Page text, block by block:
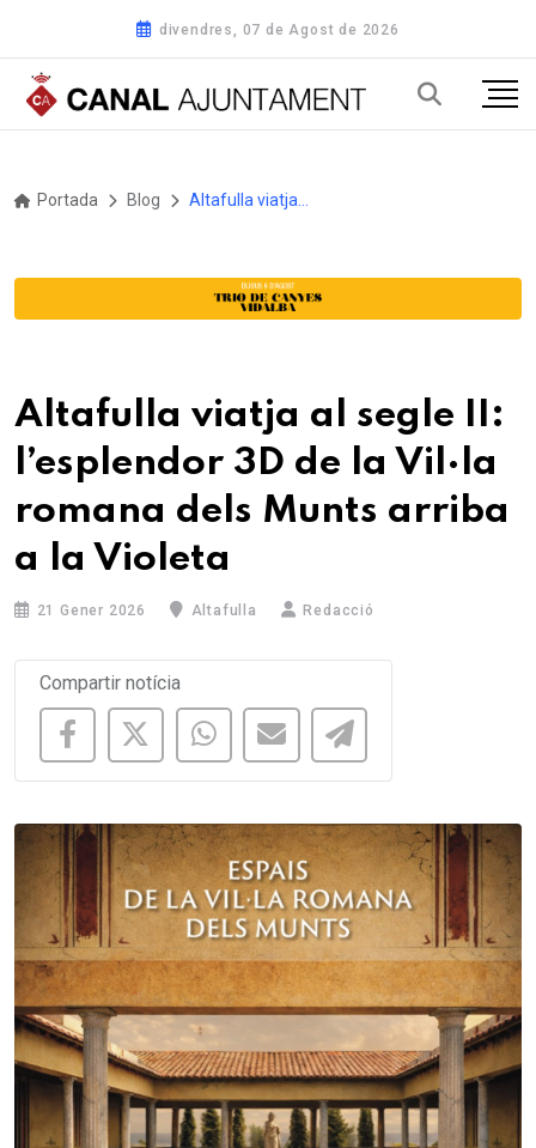
divendres, 07 de Agost de 2026
Portada Blog
Altafulla viatja al segle II:
l’esplendor 3D de la Vil·la
romana dels Munts arriba
a la Violeta
21 Gener 2026 Altafulla Redacció
Compartir notícia